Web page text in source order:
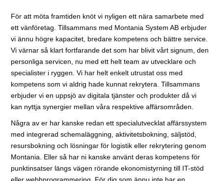
För att möta framtiden knöt vi nyligen ett nära samarbete med
ett vänföretag. Tillsammans med Montania System AB erbjuder
vi ännu högre kapacitet, bredare kompetens och bättre service.
Vi värnar så klart fortfarande det som har blivit vårt signum, den
personliga servicen, nu med ett helt team av utvecklare och
specialister i ryggen. Vi har helt enkelt utrustat oss med
kompetens som vi aldrig hade kunnat rekrytera. Tillsammans
erbjuder vi en uppsjö av digitala tjänster och produkter då vi
kan nyttja synergier mellan våra respektive affärsområden.
Några av er har kanske redan ett specialutvecklat affärssystem
med integrerad schemaläggning, aktivitetsbokning, säljstöd,
resursbokning och lösningar för logistik eller rekrytering genom
Montania. Eller så har ni kanske använt deras kompetens för
punktinsatser längs vägen rörande ekonomistyrning till IT-stöd